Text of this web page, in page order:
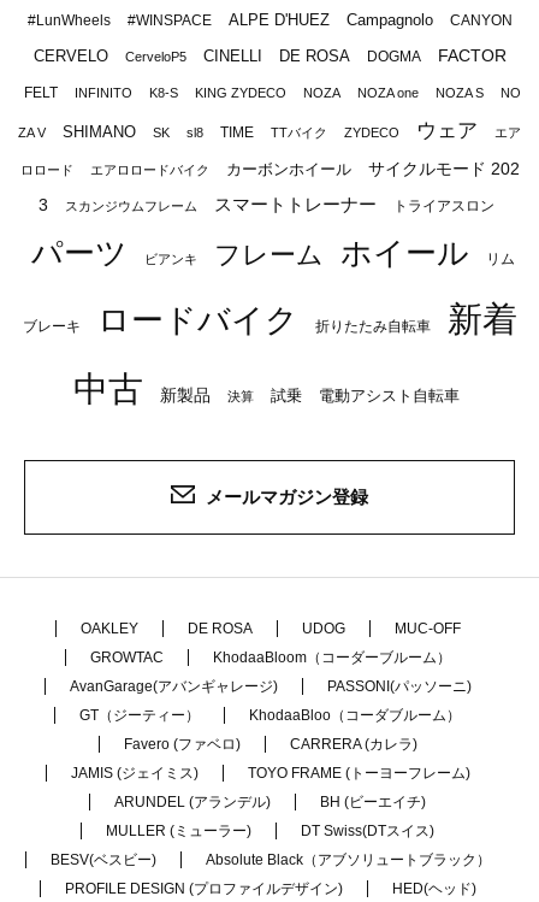
#LunWheels #WINSPACE ALPE D'HUEZ Campagnolo CANYON
CERVELO CerveloP5 CINELLI DE ROSA DOGMA FACTOR
FELT INFINITO K8-S KING ZYDECO NOZA NOZA one NOZA S NO
ZA V SHIMANO SK sl8 TIME TTバイク ZYDECO ウェア エア
ロロード エアロロードバイク カーボンホイール
サイクルモード 202
3
スカンジウムフレーム スマートトレーナー トライアスロン
パーツ ビアンキ フレーム ホイール リム
ブレーキ ロードバイク 折りたたみ自転車
新着
中古
新製品 決算 試乗 電動アシスト自転車
メールマガジン登録
OAKLEY DE ROSA UDOG
MUC-OFF
GROWTAC
KhodaaBloom（コーダーブルーム）
AvanGarage(アバンギャレージ)
PASSONI(パッソーニ)
GT（ジーティー）
KhodaaBloo（コーダブルーム）
Favero (ファベロ)
CARRERA (カレラ)
JAMIS (ジェイミス)
TOYO FRAME (トーヨーフレーム)
ARUNDEL (アランデル)
BH (ビーエイチ)
MULLER (ミューラー)
DT Swiss(DTスイス)
BESV(ベスビー)
Absolute Black（アブソリュートブラック）
PROFILE DESIGN (プロファイルデザイン)
HED(ヘッド)